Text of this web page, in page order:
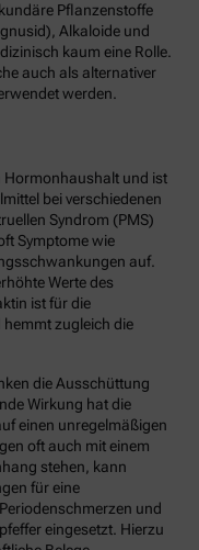
Pflanzenstoffe
Alkaloide und
kaum eine Rolle.
auch als alternativer
werden.
Hormonhaushalt und ist
bei verschiedenen
Syndrom (PMS)
Symptome wie
auf.
Werte des
ist für die
zugleich die
die Ausschüttung
Wirkung hat die
einen unregelmäßigen
oft auch mit einem
stehen, kann
für eine
und
eingesetzt. Hierzu